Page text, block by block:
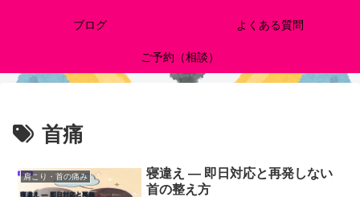
ブログ よくある質問
ご予約（相談）
首痛
肩こり・首の痛み
寝違え — 即日対応と再発しない
首の整え方